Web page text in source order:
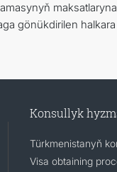
gönükdirilen
Konsullyk
Türkmenistanyň
Visa obtaining